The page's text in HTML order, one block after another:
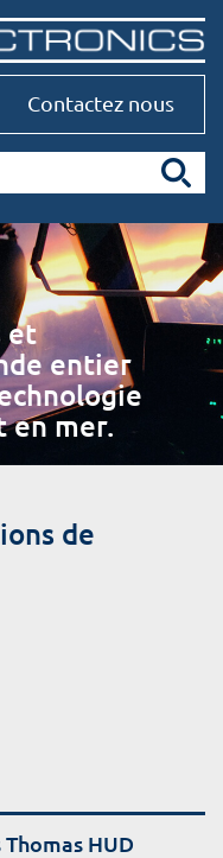
Contactez nous
et
entier
en mer.
de
HUD